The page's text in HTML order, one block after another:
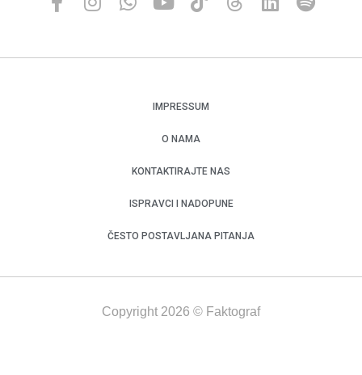
IMPRESSUM
O NAMA
KONTAKTIRAJTE NAS
ISPRAVCI I NADOPUNE
ČESTO POSTAVLJANA PITANJA
Copyright 2026 © Faktograf